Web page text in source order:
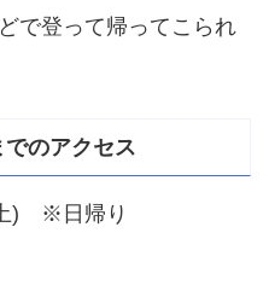
で登って帰ってこられ
でのアクセス
土) ※日帰り